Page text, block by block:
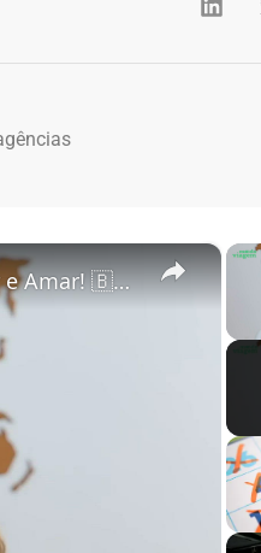
×
5 Destinos Baratos no Brasil Para Conhecer e Amar! 🇧🇷✨